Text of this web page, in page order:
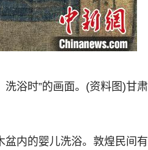
浴时”的画面。(资料图)甘肃
内的婴儿洗浴。敦煌民间有